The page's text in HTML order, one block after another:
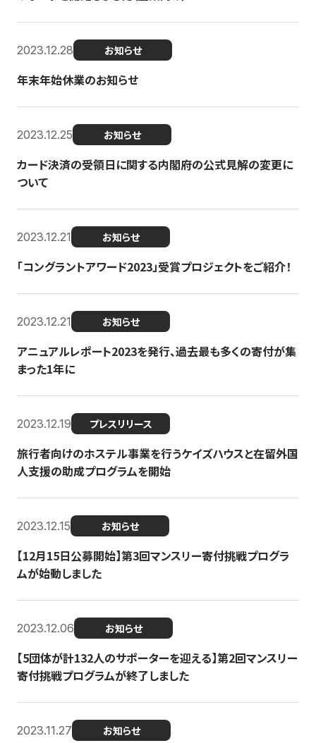
2023.12.28 お知らせ
年末年始休業のお知らせ
2023.12.25 お知らせ
カード決済の受領日に関する内閣府の公式見解の変更に
ついて
2023.12.21 お知らせ
「コングラントアワード2023」受賞プロジェクトをご紹介！
2023.12.21 お知らせ
アニュアルレポート2023を発行、過去最も多くの寄付が集
まった1年に
2023.12.19 プレスリリース
旅行者向けのホステル事業を行うケイズハウスと在留外国
人支援の助成プログラムを開始
2023.12.15 お知らせ
【12月15日公募開始】第3回マンスリー寄付挑戦プログラ
ムが始動しました
2023.12.06 お知らせ
【5団体が計132人のサポーターを迎える】第2回マンスリー
寄付挑戦プログラムが終了しました
2023.11.27 お知らせ